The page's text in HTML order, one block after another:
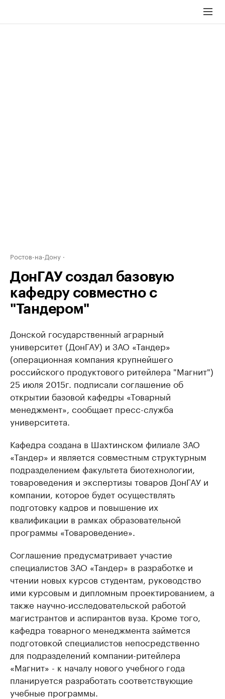
Ростов-на-Дону
ДонГАУ создал базовую
кафедру совместно с
"Тандером"
Донской государственный аграрный
университет (ДонГАУ) и ЗАО «Тандер»
(операционная компания крупнейшего
российского продуктового ритейлера "Магнит")
25 июля 2015г. подписали соглашение об
открытии базовой кафедры «Товарный
менеджмент», сообщает пресс-служба
университета.
Кафедра создана в Шахтинском филиале ЗАО
«Тандер» и является совместным структурным
подразделением факультета биотехнологии,
товароведения и экспертизы товаров ДонГАУ и
компании, которое будет осуществлять
подготовку кадров и повышение их
квалификации в рамках образовательной
программы «Товароведение».
Соглашение предусматривает участие
специалистов ЗАО «Тандер» в разработке и
чтении новых курсов студентам, руководство
ими курсовым и дипломным проектированием, а
также научно-исследовательской работой
магистрантов и аспирантов вуза. Кроме того,
кафедра товарного менеджмента займется
подготовкой специалистов непосредственно
для подразделений компании-ритейлера
«Магнит» - к началу нового учебного года
планируется разработать соответствующие
учебные программы.